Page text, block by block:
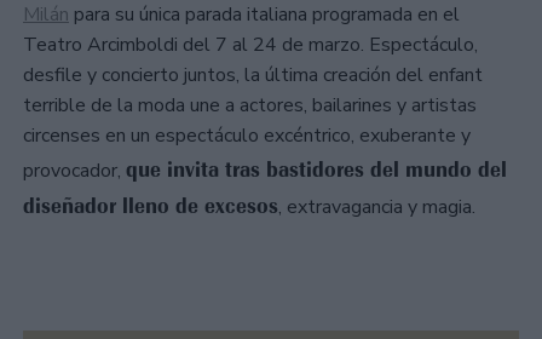
Milán para su única parada italiana programada en el
Teatro Arcimboldi del 7 al 24 de marzo. Espectáculo,
desfile y concierto juntos, la última creación del enfant
terrible de la moda une a actores, bailarines y artistas
circenses en un espectáculo excéntrico, exuberante y
provocador, que invita tras bastidores del mundo del
diseñador lleno de excesos, extravagancia y magia.